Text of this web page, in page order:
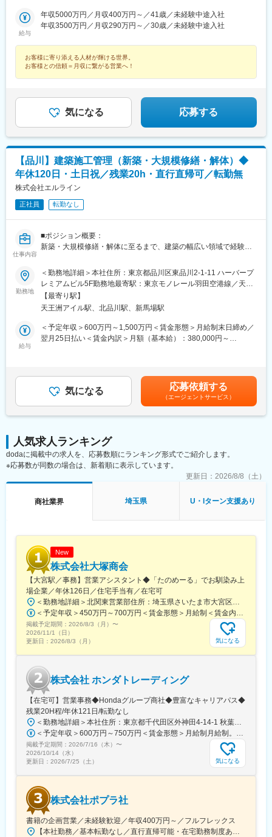
くりこま高原駅、長町一丁目駅、宇治駅(奈良線)、久津川駅、山城
青谷駅、天ケ瀬駅、有佐駅、吉井駅(群馬県)、前橋大島駅、広駅、
駅(三重県)、三瀬谷駅、南鳥海駅、鶴岡駅、赤湯駅、奈古駅、日野
駅(滋賀県)、堅田駅、近江長岡駅、十文字駅、扇田駅、三ツ境駅、
公園駅、蛍池駅、津久見駅、松浦駅、石橋駅(長崎県)、上田駅、小
作駅、和泉多摩川駅、井荻駅、阿波山川駅、石井駅(徳島県)、南小
松島駅、ゆいの杜東駅、高久駅、五位堂駅、富雄駅、西加積駅、
東野尻駅、ハーモニーホール駅、遠賀川駅、行橋駅、糸島高校前
駅、保原駅、会津若松駅、原ノ町駅、山陽網干駅、三木駅(神戸電
鉄線)、南小樽駅、稲積公園駅、苫小牧駅、和歌山港駅、淀屋橋
駅、大山駅(東京都)、モレラ岐阜駅、千歳駅(北海道)、卸町駅(宮城
県)、伏屋駅、吉塚駅、伊予三島駅、友部駅、花崎駅、偕楽園駅、
守谷駅、ゆめみ野駅、北春日部駅、上星川駅、善行駅、三崎口
駅、内宿駅、柏の葉キャンパス駅、岩瀬駅、古河駅、鶴瀬駅、東
駅、川和町駅、雀宮駅、岡本駅(栃木県)、木更津駅、北松戸駅、武
里駅、栗橋駅、樅山駅、湯河原駅、松戸駅、東富岡駅、新鹿沼
竹向原駅、鶴間駅、西大島駅、新浦安駅、本蓮沼駅、相模原駅、
十条駅(東京都)、みどり台駅、東宿郷駅、江曽島駅、笠間駅、下館
駅、新守谷駅、流山おおたかの森駅、南柏駅、明大前駅、塚原
駅、瀬谷駅、北茅ケ崎駅、千葉ニュータウン中央駅、柏駅、西小
泉駅、公津の杜駅、八街駅、茂原駅、牛浜駅、藤沢駅、雑色駅、
西立川駅、北八王子駅、三鷹駅、曳舟駅、西葛西駅、逗子駅、宮
崎台駅、並木北駅、古淵駅、矢板駅、北真岡駅、伊勢原駅、淵野
辺駅、中野坂上駅、広電廿日市駅、安芸駅、土佐山田駅、大阪空
南林間駅、志村坂上駅、駅東公園前駅、下高井戸駅、岩原駅、熊
川駅、逗子・葉山駅、宮前平駅、並木中央駅、西新宿五丁目駅、
山陽女学園前駅、球場前駅(高知県)、大江橋駅、宇都宮駅東口駅
給与
年収5000万円／月収400万円～／41歳／未経験中途入社
年収3500万円／月収290万円～／30歳／未経験中途入社
お客様に寄り添える人材が輝ける世界。
お客様との信頼＝月収に繋がる営業へ！
気になる 応募する
【品川】建築施工管理（新築・大規模修繕・解体）◆
年休120日・土日祝／残業20h・直行直帰可／転勤無
株式会社エルライン
正社員 転勤なし
仕事内容
■ポジション概要：
新築・大規模修繕・解体に至るまで、建築の幅広い領域で経験を
われるポジションです。上場準備・M＆A推進による成長フェーズ
の中で、施工管理として次のキャリアを築きたい方を歓迎しま
会社拡大期だからこそ、組織づくり・現場運営・体制整備に携わ
れるので「今入ると面白い会社」です。
本ポジションは、新築・大規模修繕・解体工事の建築施工管理
（所長候補・マネージャー候補・施工管理者）として分譲マンシ
ョン、商業施設、公共施設、データセンターなどを得意分野に合
■具体的な仕事内容：
◎品質管理、出来高管理の実施
◎環境対策および近隣対応の調整
◎施工図の確認・作成、仕様や施工手順の策定
◎検査対応、各種書類の作成・管理、引き渡し対応
◎経験に応じた現場統括や若手技術者の指導・育成
■将来のキャリアパス：
すく、将来のキャリアを計画的に広げることができます。
◎単一領域ではなく、建築キャリアの幅を広げられます。
変更の範囲：会社の定める業務
勤務地
＜勤務地詳細＞本社住所：東京都品川区東品川2-1-11 ハーバープ
レミアムビル5F勤務地最寄駅：東京モノレール羽田空港線／天王
洲アイル駅受動喫煙対策：敷地内全面禁煙変更の範囲：会社が指
定する場所
【最寄り駅】
天王洲アイル駅、北品川駅、新馬場駅
給与
＜予定年収＞600万円～1,500万円＜賃金形態＞月給制末日締め／
翌月25日払い＜賃金内訳＞月額（基本給）：380,000円～
であり、選考を通じて上下する可能性があります。月給(月額)は固
定手当を含めた表記です。
気になる 応募依頼する
（エージェントサービス）
人気求人ランキング
dodaに掲載中の求人を、応募数順にランキング形式でご紹介します。
※応募数が同数の場合は、新着順に表示しています。
更新日： 2026/8/8（土）
商社業界 埼玉県 U・Iターン支援あり
New
株式会社大塚商会
【大宮駅／事務】営業アシスタント◆「たのめーる」でお馴染み上
場企業／年休126日／住宅手当有／在宅可
掲載予定期間： 2026/8/3（月） 〜
2026/11/1（日）
更新日： 2026/8/3（月） 気になる
株式会社 ホンダトレーディング
【在宅可】営業事務◆Hondaグループ商社◆豊富なキャリアパス◆
残業20H程/年休121日/転勤なし
掲載予定期間： 2026/7/16（木） 〜
2026/10/14（水）
更新日： 2026/7/25（土） 気になる
株式会社ポプラ社
書籍の企画営業／未経験歓迎／年収400万円～／フルフレックス